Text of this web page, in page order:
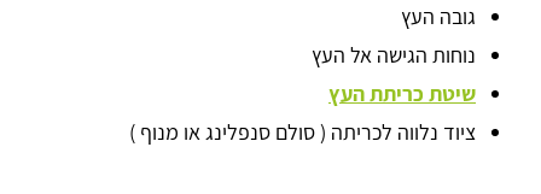
גובה העץ
נוחות הגישה אל העץ
שיטת כריתת העץ
ציוד נלווה לכריתה ( סולם סנפלינג או מנוף )